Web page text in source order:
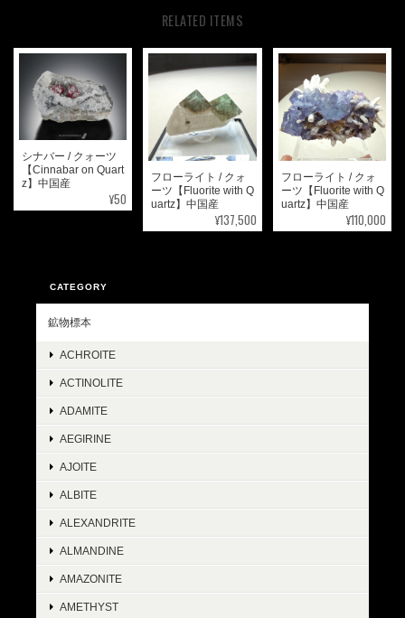
RELATED ITEMS
シナバー / クォーツ
【Cinnabar on Quart
z】中国産
¥50
フローライト / クォ
ーツ【Fluorite with Q
uartz】中国産
¥137,500
フローライト / クォ
ーツ【Fluorite with Q
uartz】中国産
¥110,000
CATEGORY
鉱物標本
ACHROITE
ACTINOLITE
ADAMITE
AEGIRINE
AJOITE
ALBITE
ALEXANDRITE
ALMANDINE
AMAZONITE
AMETHYST